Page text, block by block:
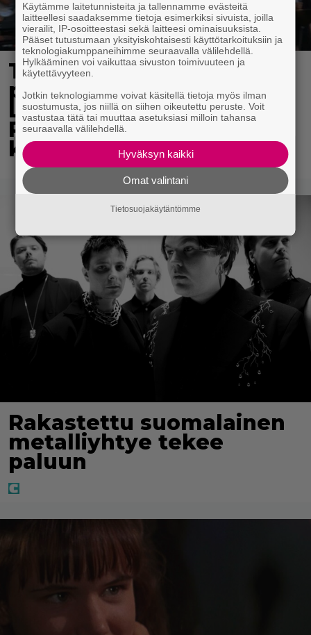
Tv-ohjelman juontaja
pudotti Linda
Lampeniuksen viulun –
Pete Parkkonen pakeni
kauhuissaan paikalta
Rakastettu suomalainen
metalliyhtye tekee
paluun
Käytämme laitetunnisteita ja tallennamme evästeitä
laitteellesi saadaksemme tietoja esimerkiksi sivuista, joilla
vierailit, IP-osoitteestasi sekä laitteesi ominaisuuksista.
Pääset tutustumaan yksityiskohtaisesti käyttötarkoituksiin ja
teknologiakumppaneihimme seuraavalla välilehdellä.
Hylkääminen voi vaikuttaa sivuston toimivuuteen ja
käytettävyyteen.
Jotkin teknologiamme voivat käsitellä tietoja myös ilman
suostumusta, jos niillä on siihen oikeutettu peruste. Voit
vastustaa tätä tai muuttaa asetuksiasi milloin tahansa
seuraavalla välilehdellä.
Hyväksyn kaikki
Omat valintani
Tietosuojakäytäntömme